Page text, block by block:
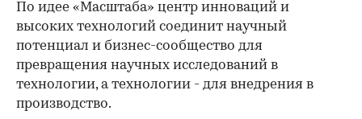
По идее «Масштаба» центр инноваций и
высоких технологий соединит научный
потенциал и бизнес-сообщество для
превращения научных исследований в
технологии, а технологии - для внедрения в
производство.